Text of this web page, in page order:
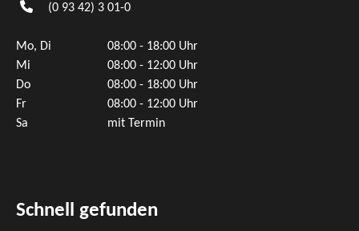
(0 93 42) 3 01-0
Mo, Di
08:00 - 18:00 Uhr
Mi
08:00 - 12:00 Uhr
Do
08:00 - 18:00 Uhr
Fr
08:00 - 12:00 Uhr
Sa
mit Termin
Schnell gefunden